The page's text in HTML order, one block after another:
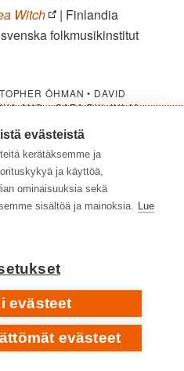
Witch
| Finlandia
folkmusikinstitut
ÖHMAN • DAVID
AHO + SARA PULJULA]
& Worlds / MW
AHO • SARA
2006
evästeistä
kerätäksemme ja
ja käyttöä,
ominaisuuksia sekä
sisältöä ja mainoksia. Lue
evästeet
evästeet